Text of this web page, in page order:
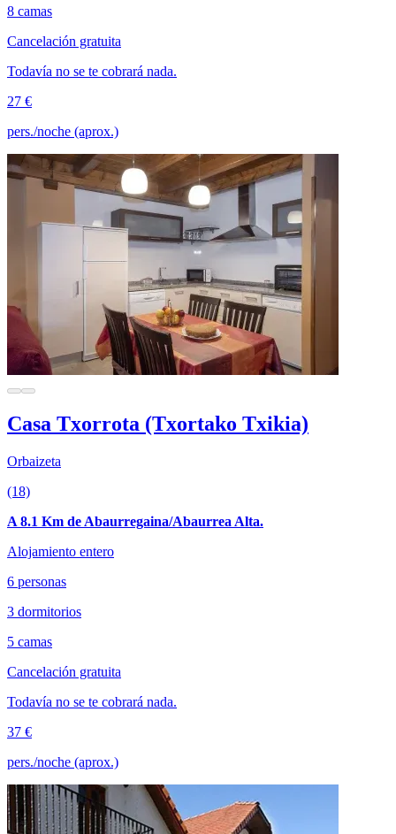
8 camas
Cancelación gratuita
Todavía no se te cobrará nada.
27 €
pers./noche (aprox.)
Casa Txorrota (Txortako Txikia)
Orbaizeta
(18)
A 8.1 Km de Abaurregaina/Abaurrea Alta.
Alojamiento entero
6 personas
3 dormitorios
5 camas
Cancelación gratuita
Todavía no se te cobrará nada.
37 €
pers./noche (aprox.)